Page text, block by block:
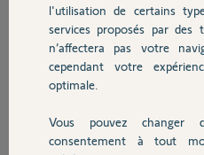
Autres produits
Devis avec un pro
Réponses
Avec le Connexoon que vous
Tahoma classique.
l'utilisation de certains
services proposés par des
n’affectera pas votre
cependant votre
optimale.
Vous pouvez
consentement à tout